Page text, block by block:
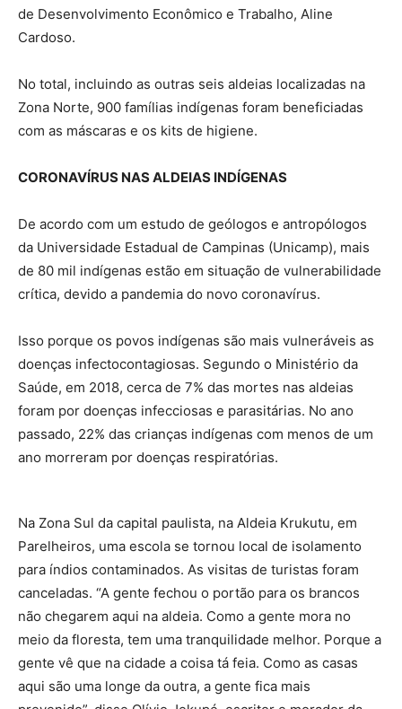
de Desenvolvimento Econômico e Trabalho, Aline
Cardoso.
No total, incluindo as outras seis aldeias localizadas na
Zona Norte, 900 famílias indígenas foram beneficiadas
com as máscaras e os kits de higiene.
CORONAVÍRUS NAS ALDEIAS INDÍGENAS
De acordo com um estudo de geólogos e antropólogos
da Universidade Estadual de Campinas (Unicamp), mais
de 80 mil indígenas estão em situação de vulnerabilidade
crítica, devido a pandemia do novo coronavírus.
Isso porque os povos indígenas são mais vulneráveis as
doenças infectocontagiosas. Segundo o Ministério da
Saúde, em 2018, cerca de 7% das mortes nas aldeias
foram por doenças infecciosas e parasitárias. No ano
passado, 22% das crianças indígenas com menos de um
ano morreram por doenças respiratórias.
Na Zona Sul da capital paulista, na Aldeia Krukutu, em
Parelheiros, uma escola se tornou local de isolamento
para índios contaminados. As visitas de turistas foram
canceladas. “A gente fechou o portão para os brancos
não chegarem aqui na aldeia. Como a gente mora no
meio da floresta, tem uma tranquilidade melhor. Porque a
gente vê que na cidade a coisa tá feia. Como as casas
aqui são uma longe da outra, a gente fica mais